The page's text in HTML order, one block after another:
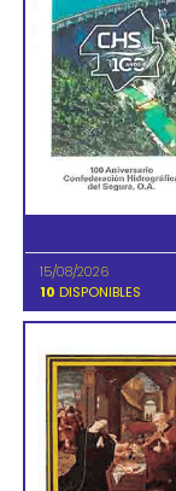
15/08/2026
10 DISPONIBLES